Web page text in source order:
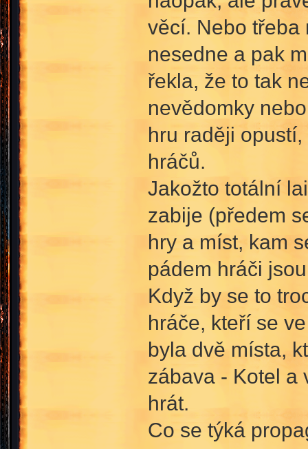
věcí. Nebo třeba
nesedne a pak
řekla, že to tak
nevědomky
hru raději
hráčů.
Jakožto totální
zabije (předem
hry a míst, kam
pádem hráči
Když by se to
hráče, kteří se
byla dvě místa,
zábava - Kotel a
hrát.
Co se týká